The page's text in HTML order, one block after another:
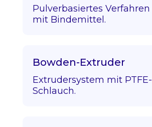
Pulverbasiertes Verfahren
mit Bindemittel.
Bowden-Extruder
Extrudersystem mit PTFE-
Schlauch.